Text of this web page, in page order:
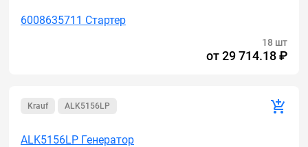
6008635711 Стартер
18 шт
от29 714.18 ₽
Krauf ALK5156LP
ALK5156LP Генератор